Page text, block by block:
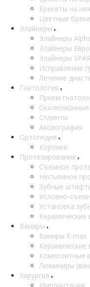
Брекеты на
Цветные
Элайнеры
Элайнеры
Элайнеры
Элайнеры
Исправление
Лечение
Гнатология
Прием
Сплинты
Аксиография
Ортопедия
Коронки
Протезирование
Съемное
Несъемное
Зубные
Условно-
Установка
Керамические
Виниры
Виниры E-max
Керамические
Композитные
Люминиры
Хирургия